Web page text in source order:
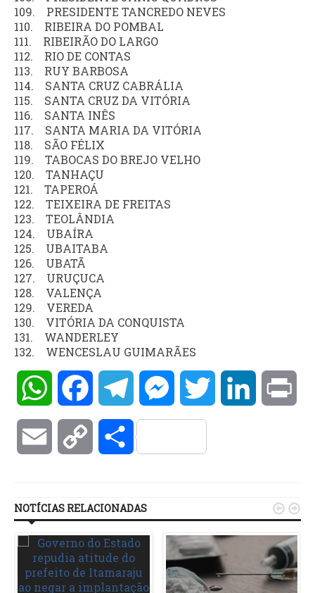
109. PRESIDENTE TANCREDO NEVES
110. RIBEIRA DO POMBAL
111. RIBEIRÃO DO LARGO
112. RIO DE CONTAS
113. RUY BARBOSA
114. SANTA CRUZ CABRÁLIA
115. SANTA CRUZ DA VITÓRIA
116. SANTA INÊS
117. SANTA MARIA DA VITÓRIA
118. SÃO FÉLIX
119. TABOCAS DO BREJO VELHO
120. TANHAÇU
121. TAPEROÁ
122. TEIXEIRA DE FREITAS
123. TEOLÂNDIA
124. UBAÍRA
125. UBAITABA
126. UBATÃ
127. URUÇUCA
128. VALENÇA
129. VEREDA
130. VITÓRIA DA CONQUISTA
131. WANDERLEY
132. WENCESLAU GUIMARÃES
WhatsAppFacebookTelegramMessengerTwitter LinkedIn
Email Copy Compartilhar
NOTÍCIAS RELACIONADAS  